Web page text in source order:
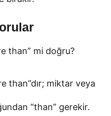
than” mi doğru?
than”dır; miktar veya
“than” gerekir.